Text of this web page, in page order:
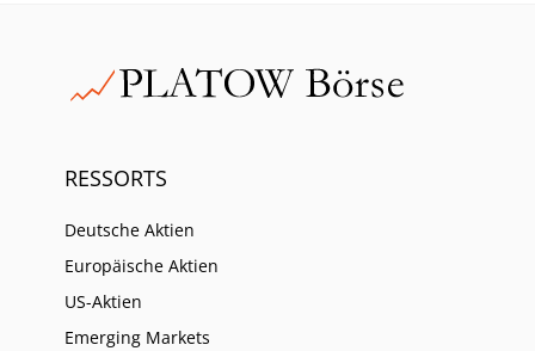
RESSORTS
Deutsche Aktien
Europäische Aktien
US-Aktien
Emerging Markets